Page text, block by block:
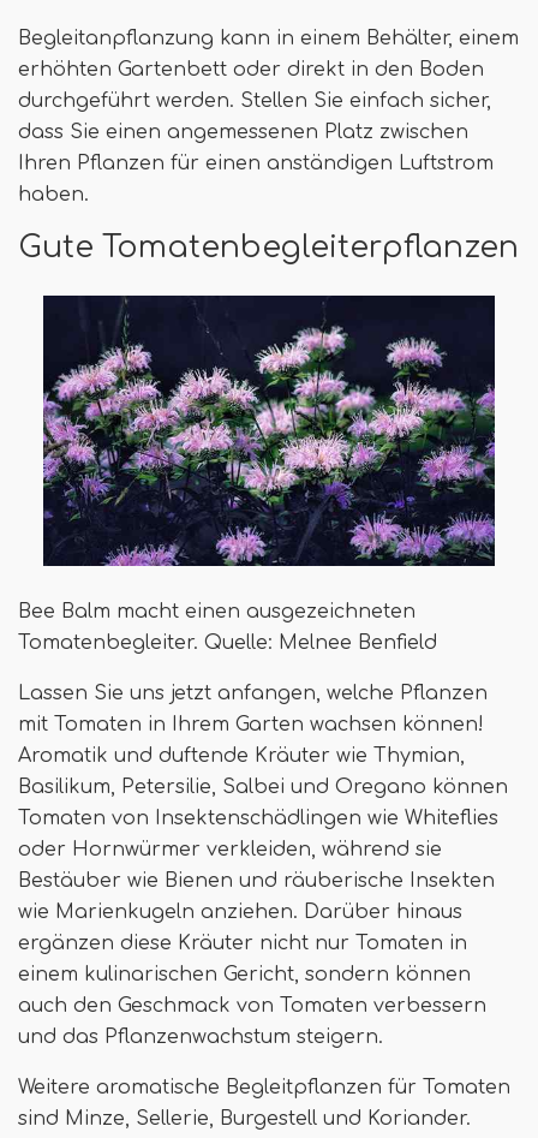
Begleitanpflanzung kann in einem Behälter, einem
erhöhten Gartenbett oder direkt in den Boden
durchgeführt werden. Stellen Sie einfach sicher,
dass Sie einen angemessenen Platz zwischen
Ihren Pflanzen für einen anständigen Luftstrom
haben.
Gute Tomatenbegleiterpflanzen
Bee Balm macht einen ausgezeichneten
Tomatenbegleiter. Quelle: Melnee Benfield
Lassen Sie uns jetzt anfangen, welche Pflanzen
mit Tomaten in Ihrem Garten wachsen können!
Aromatik und duftende Kräuter wie Thymian,
Basilikum, Petersilie, Salbei und Oregano können
Tomaten von Insektenschädlingen wie Whiteflies
oder Hornwürmer verkleiden, während sie
Bestäuber wie Bienen und räuberische Insekten
wie Marienkugeln anziehen. Darüber hinaus
ergänzen diese Kräuter nicht nur Tomaten in
einem kulinarischen Gericht, sondern können
auch den Geschmack von Tomaten verbessern
und das Pflanzenwachstum steigern.
Weitere aromatische Begleitpflanzen für Tomaten
sind Minze, Sellerie, Burgestell und Koriander.